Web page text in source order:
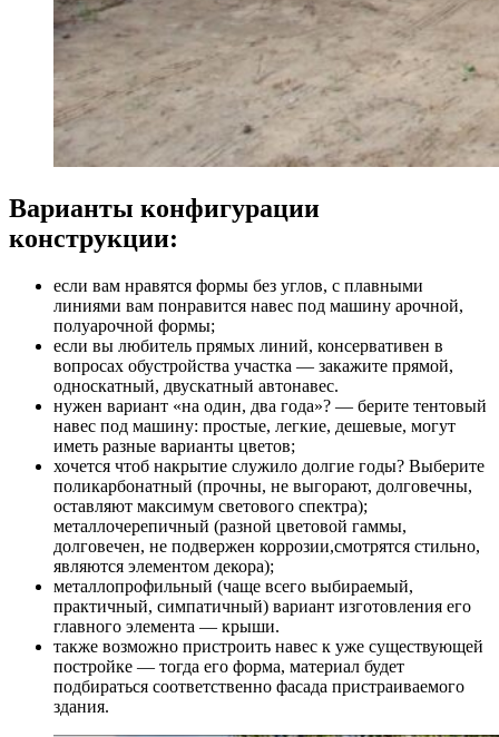
Варианты конфигурации
конструкции:
если вам нравятся формы без углов, с плавными
линиями вам понравится навес под машину арочной,
полуарочной формы;
если вы любитель прямых линий, консервативен в
вопросах обустройства участка — закажите прямой,
односкатный, двускатный автонавес.
нужен вариант «на один, два года»? — берите тентовый
навес под машину: простые, легкие, дешевые, могут
иметь разные варианты цветов;
хочется чтоб накрытие служило долгие годы? Выберите
поликарбонатный (прочны, не выгорают, долговечны,
оставляют максимум светового спектра);
металлочерепичный (разной цветовой гаммы,
долговечен, не подвержен коррозии,смотрятся стильно,
являются элементом декора);
металлопрофильный (чаще всего выбираемый,
практичный, симпатичный) вариант изготовления его
главного элемента — крыши.
также возможно пристроить навес к уже существующей
постройке — тогда его форма, материал будет
подбираться соответственно фасада пристраиваемого
здания.